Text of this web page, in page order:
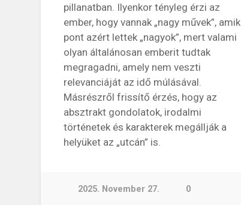
pillanatban. Ilyenkor tényleg érzi az
ember, hogy vannak „nagy művek”, amik
pont azért lettek „nagyok”, mert valami
olyan általánosan emberit tudtak
megragadni, amely nem veszti
relevanciáját az idő múlásával.
Másrészről frissítő érzés, hogy az
absztrakt gondolatok, irodalmi
történetek és karakterek megállják a
helyüket az „utcán” is.
2025. November 27. 0